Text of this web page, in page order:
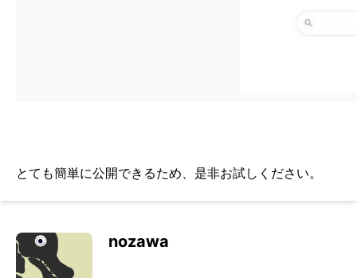
とても簡単に公開できるため、是非お試しください。
nozawa